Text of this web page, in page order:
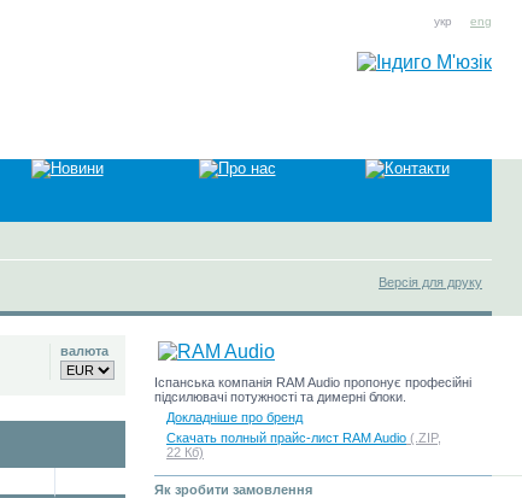
укр eng
Версія для друку
валюта
Іспанська компанія RAM Audio пропонує професійні
підсилювачі потужності та димерні блоки.
Докладніше про бренд
Скачать полный прайс-лист RAM Audio (.ZIP,
22 Кб)
Як зробити замовлення